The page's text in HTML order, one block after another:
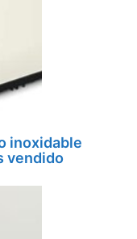
inoxidable
vendido